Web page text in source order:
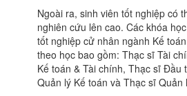
Ngoài ra, sinh viên tốt nghiệp có
nghiên cứu lên cao. Các khóa
tốt nghiệp cử nhân ngành Kế
theo học bao gồm: Thạc sĩ Tài
Kế toán & Tài chính, Thạc sĩ Đầu
Quản lý Kế toán và Thạc sĩ Quản